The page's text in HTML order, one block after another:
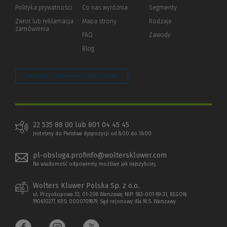
Polityka prywatności (Nowe
(Link
innej
Zwrot lub reklamacja
zamówienia
strony)
Co nas wyróżnia
Mapa strony
FAQ
Blog
Segmenty
Rodzaje
Zawody
Zarządzaj preferencjami plików cookie
22 535 88 00 lub 801 04 45 45
Jesteśmy do Państwa dyspozycji od 8:00 do 16:00
pl-obsluga.profinfo@wolterskluwer.com
Na wiadomość odpowiemy możliwe jak najszybciej.
Wolters Kluwer Polska Sp. z o.o.
ul. Przyokopowa 33, 01-208 Warszawa; NIP: 583-001-89-31, REGON:
190610277, KRS: 0000709879, Sąd rejonowy dla M.S. Warszawy